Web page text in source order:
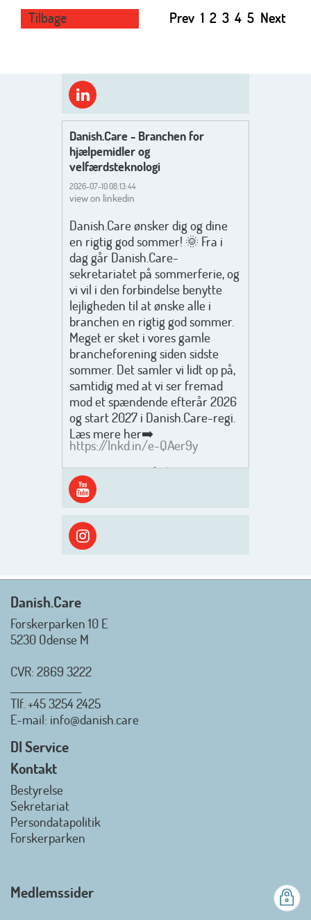
Tilbage Prev 1 2 3 4 5 Next
Danish.Care - Branchen for
hjælpemidler og
velfærdsteknologi
2026-07-10 08:13:44
view on linkedin
Danish.Care ønsker dig og dine
en rigtig god sommer! 🌞 Fra i
dag går Danish.Care-
sekretariatet på sommerferie, og
vi vil i den forbindelse benytte
lejligheden til at ønske alle i
branchen en rigtig god sommer.
Meget er sket i vores gamle
brancheforening siden sidste
sommer. Det samler vi lidt op på,
samtidig med at vi ser fremad
mod et spændende efterår 2026
og start 2027 i Danish.Care-regi.
Læs mere her➡️
https://lnkd.in/e-QAer9y
Men inden det går løs med en
spændende og aktivt
efterårsæson, så går turen først
ud i solen, ned til vandet og ind i
skyggen igen. Danish.Care holder
sommerlukket i uge 29 + 30.
Mvh. Anders, Helle og Malthe
Danish.Care - Branchen for
hjælpemidler og
Danish.Care fra den 01. juli 2026
officielt kan kalde sig for
gennemslagskraft og skabe
Danish.Care
Forskerparken 10 E
5230 Odense M
CVR: 2869 3222
Tlf.+45 3254 2425
E-mail: info@danish.care
DI Service
Kontakt
Bestyrelse
Sekretariat
Persondatapolitik
Forskerparken
Medlemssider